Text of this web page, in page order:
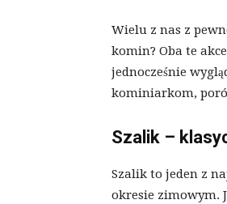
Wielu z nas z
komin? Oba te
jednocześnie
kominiarkom,
Szalik –
Szalik to jeden z
okresie zimowym.